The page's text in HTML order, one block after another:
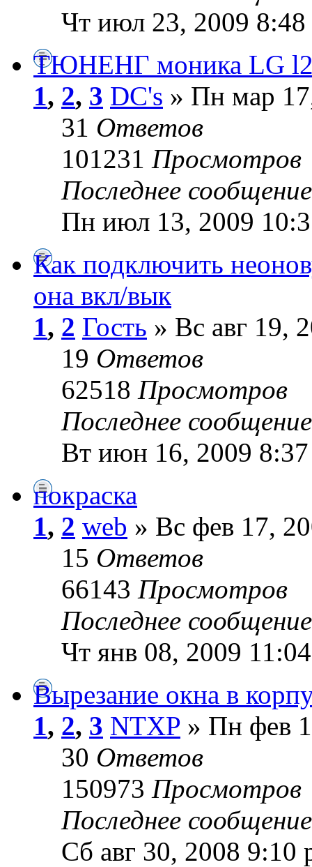
Чт июл 23, 2009 8:48
ТЮНЕНГ моника LG
1, 2, 3 DC's » Пн мар
31 Ответов
101231 Просмотров
Последнее
Пн июл 13, 2009
Как подключить
она вкл/вык
1, 2 Гость » Вс авг 19,
19 Ответов
62518 Просмотров
Последнее
Вт июн 16, 2009
покраска
1, 2 web » Вс фев 17,
15 Ответов
66143 Просмотров
Последнее
Чт янв 08, 2009
Вырезание окна в
1, 2, 3 NTXP » Пн фев
30 Ответов
150973 Просмотров
Последнее
Сб авг 30, 2008 9:10